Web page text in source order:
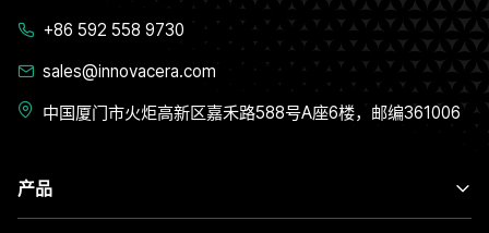
产品
+86 592 558 9730
sales@innovacera.com
中国厦门市火炬高新区嘉禾路588号A座6楼，邮编361006